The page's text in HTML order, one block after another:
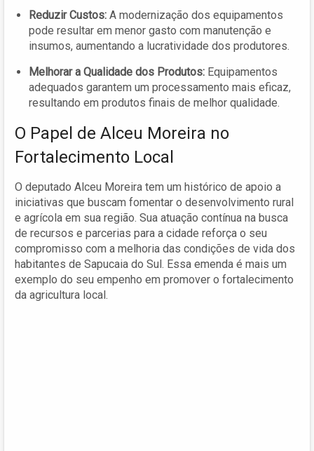
Reduzir Custos: A modernização dos equipamentos
pode resultar em menor gasto com manutenção e
insumos, aumentando a lucratividade dos produtores.
Melhorar a Qualidade dos Produtos: Equipamentos
adequados garantem um processamento mais eficaz,
resultando em produtos finais de melhor qualidade.
O Papel de Alceu Moreira no
Fortalecimento Local
O deputado Alceu Moreira tem um histórico de apoio a
iniciativas que buscam fomentar o desenvolvimento rural
e agrícola em sua região. Sua atuação contínua na busca
de recursos e parcerias para a cidade reforça o seu
compromisso com a melhoria das condições de vida dos
habitantes de Sapucaia do Sul. Essa emenda é mais um
exemplo do seu empenho em promover o fortalecimento
da agricultura local.